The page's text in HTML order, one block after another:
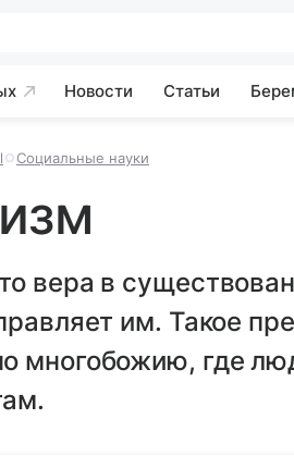
Новости Статьи
Социальные науки
вера в
им. Такое
многобожию, где